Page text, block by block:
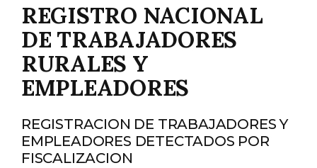
REGISTRO NACIONAL
DE TRABAJADORES
RURALES Y
EMPLEADORES
REGISTRACION DE TRABAJADORES Y
EMPLEADORES DETECTADOS POR
FISCALIZACION